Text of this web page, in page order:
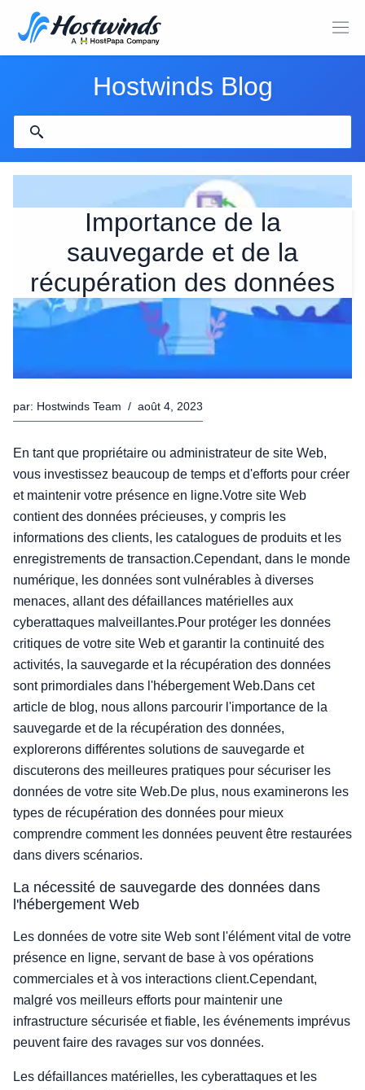
Hostwinds Blog
Importance de la
sauvegarde et de la
récupération des données
par: Hostwinds Team / août 4, 2023
En tant que propriétaire ou administrateur de site Web,
vous investissez beaucoup de temps et d'efforts pour créer
et maintenir votre présence en ligne.Votre site Web
contient des données précieuses, y compris les
informations des clients, les catalogues de produits et les
enregistrements de transaction.Cependant, dans le monde
numérique, les données sont vulnérables à diverses
menaces, allant des défaillances matérielles aux
cyberattaques malveillantes.Pour protéger les données
critiques de votre site Web et garantir la continuité des
activités, la sauvegarde et la récupération des données
sont primordiales dans l'hébergement Web.Dans cet
article de blog, nous allons parcourir l'importance de la
sauvegarde et de la récupération des données,
explorerons différentes solutions de sauvegarde et
discuterons des meilleures pratiques pour sécuriser les
données de votre site Web.De plus, nous examinerons les
types de récupération des données pour mieux
comprendre comment les données peuvent être restaurées
dans divers scénarios.
La nécessité de sauvegarde des données dans
l'hébergement Web
Les données de votre site Web sont l'élément vital de votre
présence en ligne, servant de base à vos opérations
commerciales et à vos interactions client.Cependant,
malgré vos meilleurs efforts pour maintenir une
infrastructure sécurisée et fiable, les événements imprévus
peuvent faire des ravages sur vos données.
Les défaillances matérielles, les cyberattaques et les